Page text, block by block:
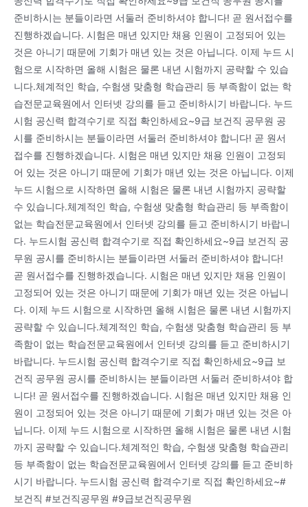
준비하시는 분들이라면 서둘러 준비하셔야 합니다! 곧 원서접수를
진행하겠습니다. 시험은 매년 있지만 채용 인원이 고정되어 있는
것은 아니기 때문에 기회가 매년 있는 것은 아닙니다. 이제 누드 시
험으로 시작하면 올해 시험은 물론 내년 시험까지 공략할 수 있습
니다.체계적인 학습, 수험생 맞춤형 학습관리 등 부족함이 없는 학
습전문교육원에서 인터넷 강의를 듣고 준비하시기 바랍니다. 누드
시험 공신력 합격수기로 직접 확인하세요~9급 보건직 공무원 공
시를 준비하시는 분들이라면 서둘러 준비하셔야 합니다! 곧 원서
접수를 진행하겠습니다. 시험은 매년 있지만 채용 인원이 고정되
어 있는 것은 아니기 때문에 기회가 매년 있는 것은 아닙니다. 이제
누드 시험으로 시작하면 올해 시험은 물론 내년 시험까지 공략할
수 있습니다.체계적인 학습, 수험생 맞춤형 학습관리 등 부족함이
없는 학습전문교육원에서 인터넷 강의를 듣고 준비하시기 바랍니
다. 누드시험 공신력 합격수기로 직접 확인하세요~9급 보건직 공
무원 공시를 준비하시는 분들이라면 서둘러 준비하셔야 합니다!
곧 원서접수를 진행하겠습니다. 시험은 매년 있지만 채용 인원이
고정되어 있는 것은 아니기 때문에 기회가 매년 있는 것은 아닙니
다. 이제 누드 시험으로 시작하면 올해 시험은 물론 내년 시험까지
공략할 수 있습니다.체계적인 학습, 수험생 맞춤형 학습관리 등 부
족함이 없는 학습전문교육원에서 인터넷 강의를 듣고 준비하시기
바랍니다. 누드시험 공신력 합격수기로 직접 확인하세요~9급 보
건직 공무원 공시를 준비하시는 분들이라면 서둘러 준비하셔야 합
니다! 곧 원서접수를 진행하겠습니다. 시험은 매년 있지만 채용 인
원이 고정되어 있는 것은 아니기 때문에 기회가 매년 있는 것은 아
닙니다. 이제 누드 시험으로 시작하면 올해 시험은 물론 내년 시험
까지 공략할 수 있습니다.체계적인 학습, 수험생 맞춤형 학습관리
등 부족함이 없는 학습전문교육원에서 인터넷 강의를 듣고 준비하
시기 바랍니다. 누드시험 공신력 합격수기로 직접 확인하세요~#
보건직 #보건직공무원 #9급보건직공무원